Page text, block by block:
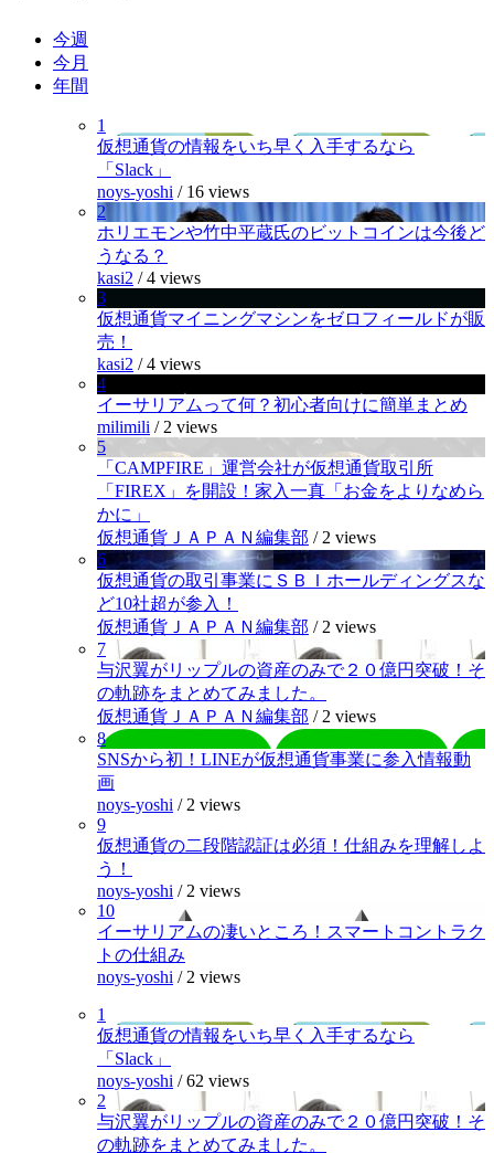
今週
今月
年間
1
仮想通貨の情報をいち早く入手するなら
「Slack」
noys-yoshi / 16 views
2
ホリエモンや竹中平蔵氏のビットコインは今後ど
うなる？
kasi2 /4 views
3
仮想通貨マイニングマシンをゼロフィールドが販
売！
kasi2 /4 views
4
イーサリアムって何？初心者向けに簡単まとめ
milimili / 2 views
5
「CAMPFIRE」運営会社が仮想通貨取引所
「FIREX」を開設！家入一真「お金をよりなめら
かに」
仮想通貨ＪＡＰＡＮ編集部 / 2 views
6
仮想通貨の取引事業にＳＢＩホールディングスな
ど10社超が参入！
仮想通貨ＪＡＰＡＮ編集部 / 2 views
7
与沢翼がリップルの資産のみで２０億円突破！そ
の軌跡をまとめてみました。
仮想通貨ＪＡＰＡＮ編集部 / 2 views
8
SNSから初！LINEが仮想通貨事業に参入情報動
画
noys-yoshi / 2 views
9
仮想通貨の二段階認証は必須！仕組みを理解しよ
う！
noys-yoshi / 2 views
10
イーサリアムの凄いところ！スマートコントラク
トの仕組み
noys-yoshi / 2 views
1
仮想通貨の情報をいち早く入手するなら
「Slack」
noys-yoshi /62 views
2
与沢翼がリップルの資産のみで２０億円突破！そ
の軌跡をまとめてみました。